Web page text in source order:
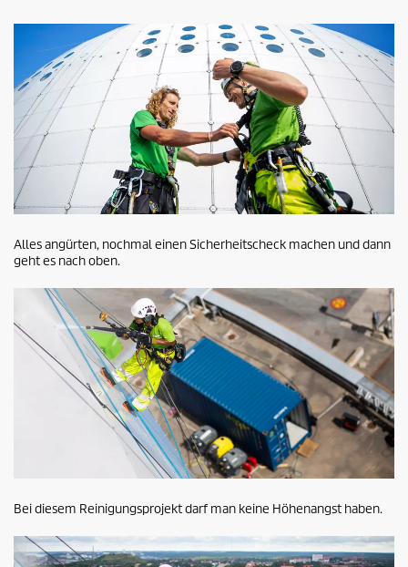
Alles angürten, nochmal einen Sicherheitscheck machen und dann
geht es nach oben.
Bei diesem Reinigungsprojekt darf man keine Höhenangst haben.